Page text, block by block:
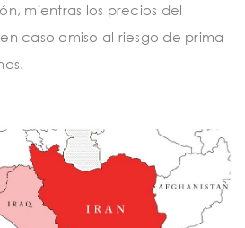
mientras los precios del
caso omiso al riesgo de prima